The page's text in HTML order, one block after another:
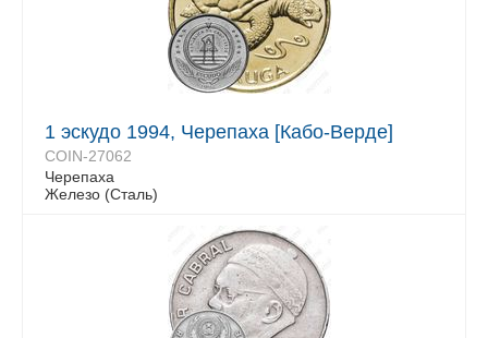
1 эскудо 1994, Черепаха [Кабо-Верде]
COIN-27062
Черепаха
Железо (Сталь)